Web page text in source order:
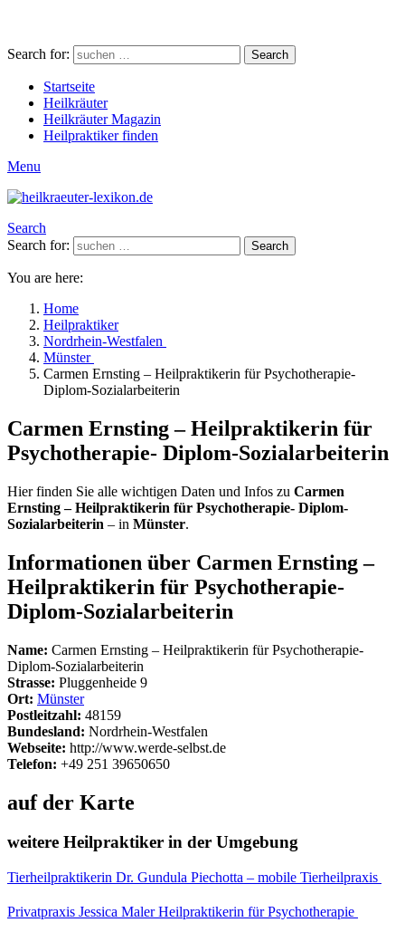
Search for: Search
Startseite
Heilkräuter
Heilkräuter Magazin
Heilpraktiker finden
Menu
Search
Search for:
Search
You are here:
Home
Heilpraktiker
Nordrhein-Westfalen
Münster
Carmen Ernsting – Heilpraktikerin für Psychotherapie-
Diplom-Sozialarbeiterin
Carmen Ernsting – Heilpraktikerin für
Psychotherapie- Diplom-Sozialarbeiterin
Hier finden Sie alle wichtigen Daten und Infos zu Carmen
Ernsting – Heilpraktikerin für Psychotherapie- Diplom-
Sozialarbeiterin – in Münster.
Informationen über Carmen Ernsting –
Heilpraktikerin für Psychotherapie-
Diplom-Sozialarbeiterin
Name: Carmen Ernsting – Heilpraktikerin für Psychotherapie-
Diplom-Sozialarbeiterin
Strasse: Pluggenheide 9
Ort: Münster
Postleitzahl: 48159
Bundesland: Nordrhein-Westfalen
Webseite: http://www.werde-selbst.de
Telefon: +49 251 39650650
auf der Karte
weitere Heilpraktiker in der Umgebung
Tierheilpraktikerin Dr. Gundula Piechotta – mobile Tierheilpraxis
Privatpraxis Jessica Maler Heilpraktikerin für Psychotherapie